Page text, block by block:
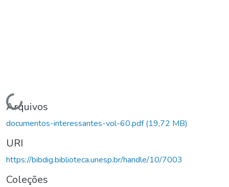
Carregando...
Arquivos
documentos-interessantes-vol-60.pdf(19,72 MB)
URI
https://bibdig.biblioteca.unesp.br/handle/10/7003
Coleções